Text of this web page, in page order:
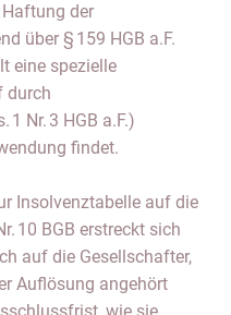
Haftung der
über § 159 HGB a.F.
eine spezielle
durch
Nr. 3 HGB a.F.)
findet.
Insolvenztabelle auf die
10 BGB erstreckt sich
auf die Gesellschafter,
Auflösung angehört